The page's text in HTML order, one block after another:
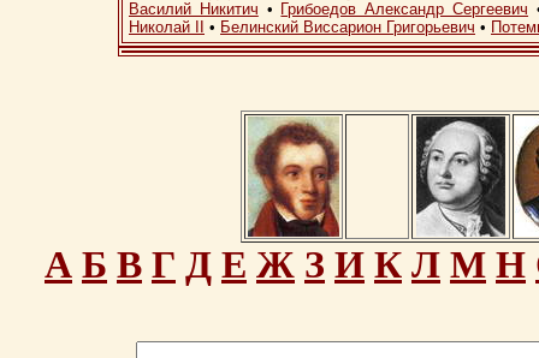
Василий Никитич • Грибоедов Александр Сергеевич
Николай II
• Белинский Виссарион Григорьевич •
А Б В Г Д Е Ж З И К Л М Н